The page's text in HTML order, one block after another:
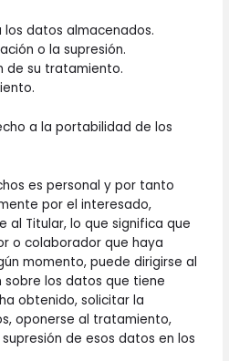
datos almacenados.
o la supresión.
de su tratamiento.
a la portabilidad de los
es personal y por tanto
por el interesado,
al Titular, lo que significa que
o colaborador que haya
momento, puede dirigirse al
sobre los datos que tiene
obtenido, solicitar la
oponerse al tratamiento,
de esos datos en los